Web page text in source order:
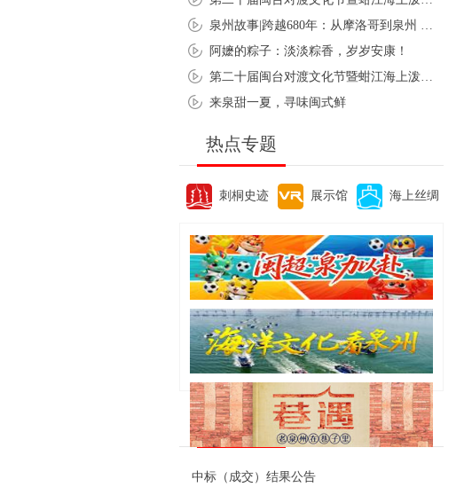
阿嬷的粽子：淡淡粽香，岁岁安康！
来泉甜一夏，寻味闽式鲜
热点专题
刺桐史迹 展示馆 海上丝绸
便民资讯
中标（成交）结果公告